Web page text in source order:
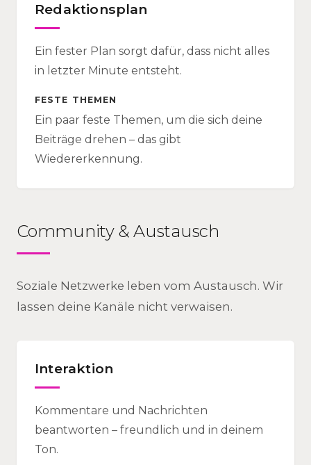
Redaktionsplan
Ein fester Plan sorgt dafür, dass nicht alles
in letzter Minute entsteht.
FESTE THEMEN
Ein paar feste Themen, um die sich deine
Beiträge drehen – das gibt
Wiedererkennung.
Community & Austausch
Soziale Netzwerke leben vom Austausch. Wir
lassen deine Kanäle nicht verwaisen.
Interaktion
Kommentare und Nachrichten
beantworten – freundlich und in deinem
Ton.